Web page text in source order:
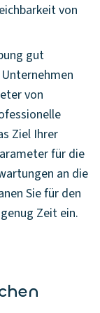
von
gut
von
Ziel Ihrer
für die
an die
Sie für den
Zeit ein.